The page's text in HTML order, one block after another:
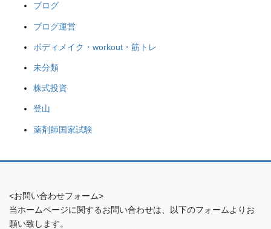
ブログ
ブログ運営
ボディメイク・workout・筋トレ
未分類
株式投資
登山
薬剤師国家試験
<お問い合わせフォーム>
当ホームページに関するお問い合わせは、以下のフォームよりお
願い致します。